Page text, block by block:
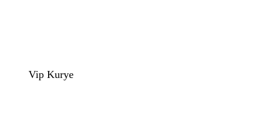
Vip Kurye